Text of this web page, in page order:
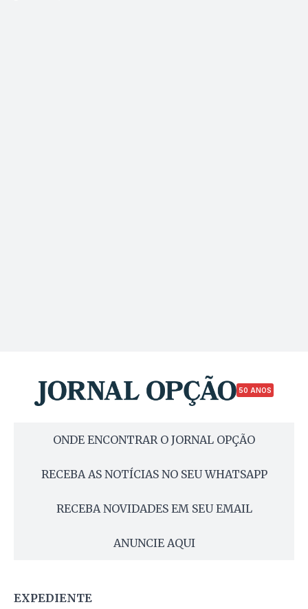
50 ANOS
ONDE ENCONTRAR O JORNAL OPÇÃO
RECEBA AS NOTÍCIAS NO SEU WHATSAPP
RECEBA NOVIDADES EM SEU EMAIL
ANUNCIE AQUI
EXPEDIENTE